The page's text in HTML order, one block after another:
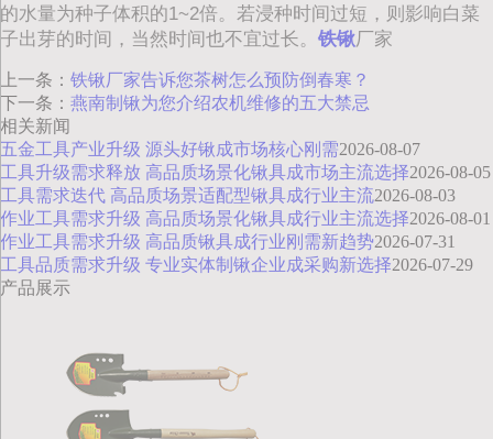
的水量为种子体积的1~2倍。若浸种时间过短，则影响白菜
子出芽的时间，当然时间也不宜过长。 铁锹厂家
上一条： 铁锹厂家告诉您茶树怎么预防倒春寒？
下一条： 燕南制锹为您介绍农机维修的五大禁忌
相关新闻
五金工具产业升级 源头好锹成市场核心刚需2026-08-07
工具升级需求释放 高品质场景化锹具成市场主流选择2026-08-05
工具需求迭代 高品质场景适配型锹具成行业主流2026-08-03
作业工具需求升级 高品质场景化锹具成行业主流选择2026-08-01
作业工具需求升级 高品质锹具成行业刚需新趋势2026-07-31
工具品质需求升级 专业实体制锹企业成采购新选择2026-07-29
产品展示